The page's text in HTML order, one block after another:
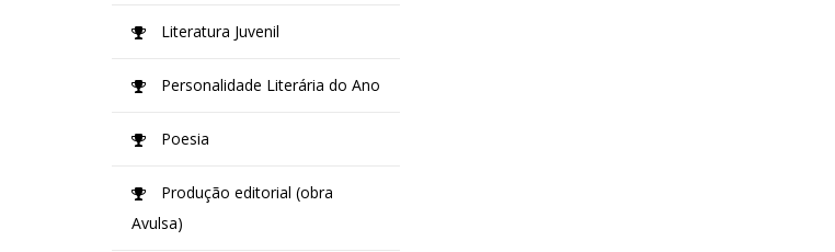
Literatura Juvenil
Personalidade Literária do Ano
Poesia
Produção editorial (obra
Avulsa)